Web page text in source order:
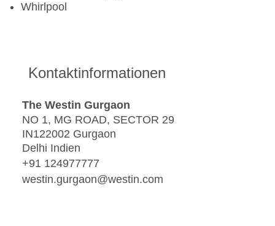
Whirlpool
Kontaktinformationen
The Westin Gurgaon
NO 1, MG ROAD, SECTOR 29
IN122002 Gurgaon
Delhi Indien
+91 124977777
westin.gurgaon@westin.com